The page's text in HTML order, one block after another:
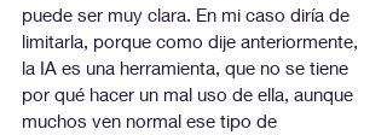
puede ser muy clara. En mi caso diría de
limitarla, porque como dije anteriormente,
la IA es una herramienta, que no se tiene
por qué hacer un mal uso de ella, aunque
muchos ven normal ese tipo de